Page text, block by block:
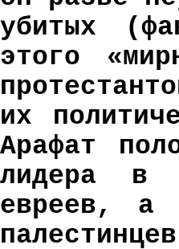
убитых
этого
их
Арафат
лидера в
евреев, а